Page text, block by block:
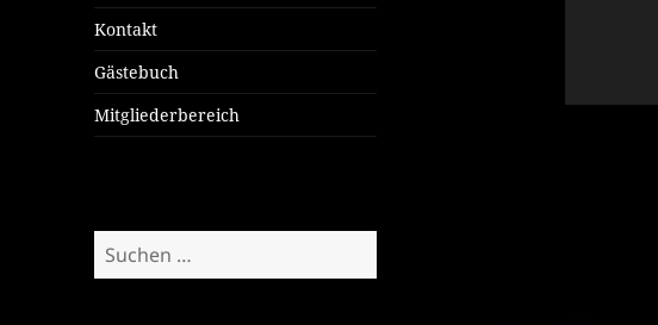
Kontakt
Gästebuch
Mitgliederbereich
Suchen
nach: